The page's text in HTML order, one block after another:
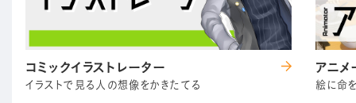
コミックイラストレーター
イラストで見る人の想像をかきたてる
アニメ
絵に命